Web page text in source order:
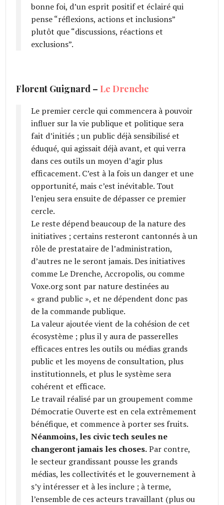
bonne foi, d’un esprit positif et éclairé qui
pense “réflexions, actions et inclusions”
plutôt que “discussions, réactions et
exclusions”.
Florent Guignard – Le Drenche
Le premier cercle qui commencera à pouvoir
influer sur la vie publique et politique sera
fait d’initiés ; un public déjà sensibilisé et
éduqué, qui agissait déjà avant, et qui verra
dans ces outils un moyen d’agir plus
efficacement. C’est à la fois un danger et une
opportunité, mais c’est inévitable. Tout
l’enjeu sera ensuite de dépasser ce premier
cercle.
Le reste dépend beaucoup de la nature des
initiatives ; certains resteront cantonnés à un
rôle de prestataire de l’administration,
d’autres ne le seront jamais. Des initiatives
comme Le Drenche, Accropolis, ou comme
Voxe.org sont par nature destinées au
« grand public », et ne dépendent donc pas
de la commande publique.
La valeur ajoutée vient de la cohésion de cet
écosystème ; plus il y aura de passerelles
efficaces entres les outils ou médias grands
public et les moyens de consultation, plus
institutionnels, et plus le système sera
cohérent et efficace.
Le travail réalisé par un groupement comme
Démocratie Ouverte est en cela extrêmement
bénéfique, et commence à porter ses fruits.
Néanmoins, les civic tech seules ne
changeront jamais les choses.Par contre,
le secteur grandissant pousse les grands
médias, les collectivités et le gouvernement à
s’y intéresser et à les inclure ; à terme,
l’ensemble de ces acteurs travaillant (plus ou